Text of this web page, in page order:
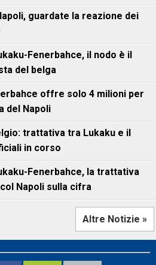
guardate la reazione dei
Fenerbahce, il nodo è il
del belga
offre solo 4 milioni per
del Napoli
trattativa tra Lukaku e il
in corso
Fenerbahce, la trattativa
Napoli sulla cifra
Altre Notizie »